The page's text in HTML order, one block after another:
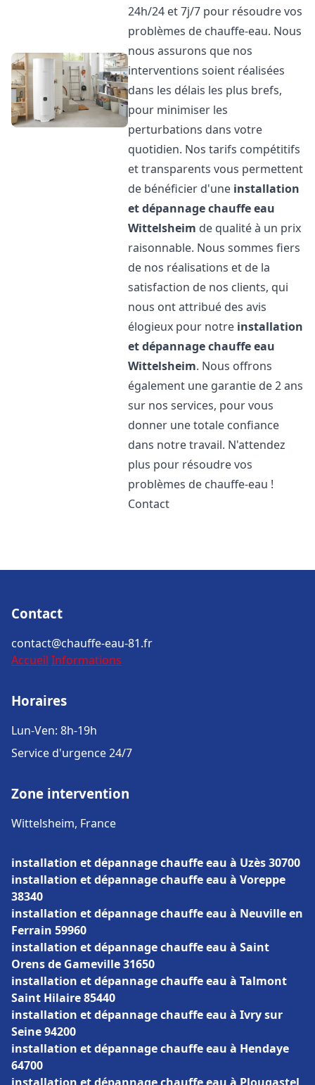
24h/24 et 7j/7 pour résoudre vos
problèmes de chauffe-eau. Nous
nous assurons que nos
interventions soient réalisées
dans les délais les plus brefs,
pour minimiser les
perturbations dans votre
quotidien. Nos tarifs compétitifs
et transparents vous permettent
de bénéficier d'une installation
et dépannage chauffe eau
Wittelsheim de qualité à un prix
raisonnable. Nous sommes fiers
de nos réalisations et de la
satisfaction de nos clients, qui
nous ont attribué des avis
élogieux pour notre installation
et dépannage chauffe eau
Wittelsheim. Nous offrons
également une garantie de 2 ans
sur nos services, pour vous
donner une totale confiance
dans notre travail. N'attendez
plus pour résoudre vos
problèmes de chauffe-eau !
Contact
Contact
contact@chauffe-eau-81.fr
Accueil Informations
Horaires
Lun-Ven: 8h-19h
Service d'urgence 24/7
Zone intervention
Wittelsheim, France
installation et dépannage chauffe eau à Uzès 30700
installation et dépannage chauffe eau à Voreppe
38340
installation et dépannage chauffe eau à Neuville en
Ferrain 59960
installation et dépannage chauffe eau à Saint
Orens de Gameville 31650
installation et dépannage chauffe eau à Talmont
Saint Hilaire 85440
installation et dépannage chauffe eau à Ivry sur
Seine 94200
installation et dépannage chauffe eau à Hendaye
64700